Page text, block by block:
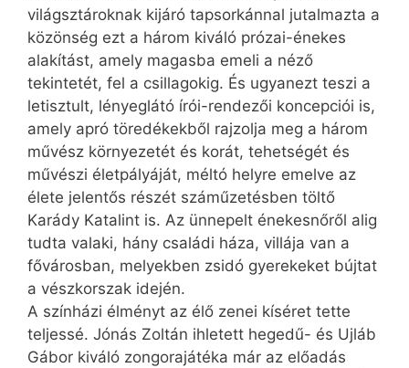
világsztároknak kijáró tapsorkánnal jutalmazta a
közönség ezt a három kiváló prózai-énekes
alakítást, amely magasba emeli a néző
tekintetét, fel a csillagokig. És ugyanezt teszi a
letisztult, lényeglátó írói-rendezői koncepciói is,
amely apró töredékekből rajzolja meg a három
művész környezetét és korát, tehetségét és
művészi életpályáját, méltó helyre emelve az
élete jelentős részét száműzetésben töltő
Karády Katalint is. Az ünnepelt énekesnőről alig
tudta valaki, hány családi háza, villája van a
fővárosban, melyekben zsidó gyerekeket bújtat
a vészkorszak idején.
A színházi élményt az élő zenei kíséret tette
teljessé. Jónás Zoltán ihletett hegedű- és Ujláb
Gábor kiváló zongorajátéka már az előadás